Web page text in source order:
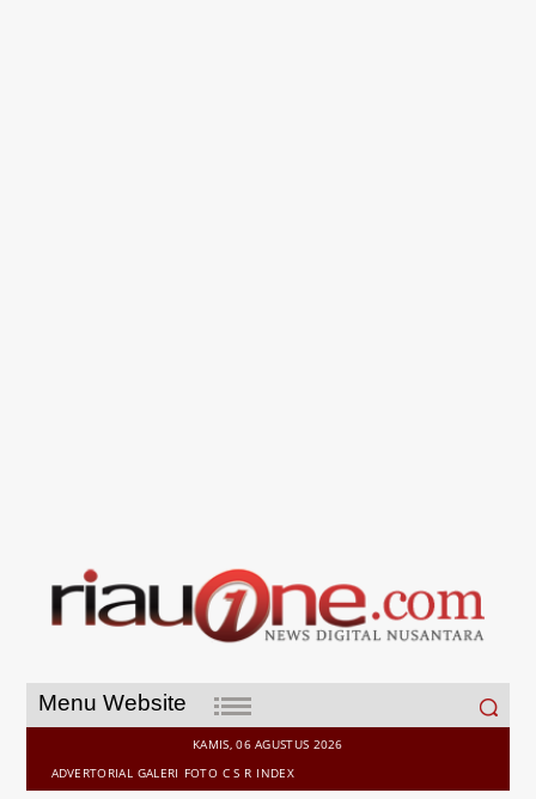
Menu Website
Search
for:
KAMIS, 06 AGUSTUS 2026
ADVERTORIAL GALERI FOTO C S R INDEX